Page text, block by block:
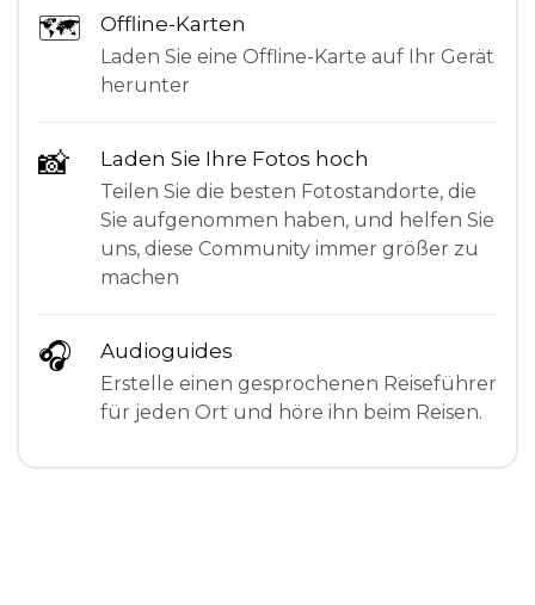
🗺 Offline-Karten
Laden Sie eine Offline-Karte auf Ihr Gerät
herunter
📸 Laden Sie Ihre Fotos hoch
Teilen Sie die besten Fotostandorte, die
Sie aufgenommen haben, und helfen Sie
uns, diese Community immer größer zu
machen
🎧 Audioguides
Erstelle einen gesprochenen Reiseführer
für jeden Ort und höre ihn beim Reisen.